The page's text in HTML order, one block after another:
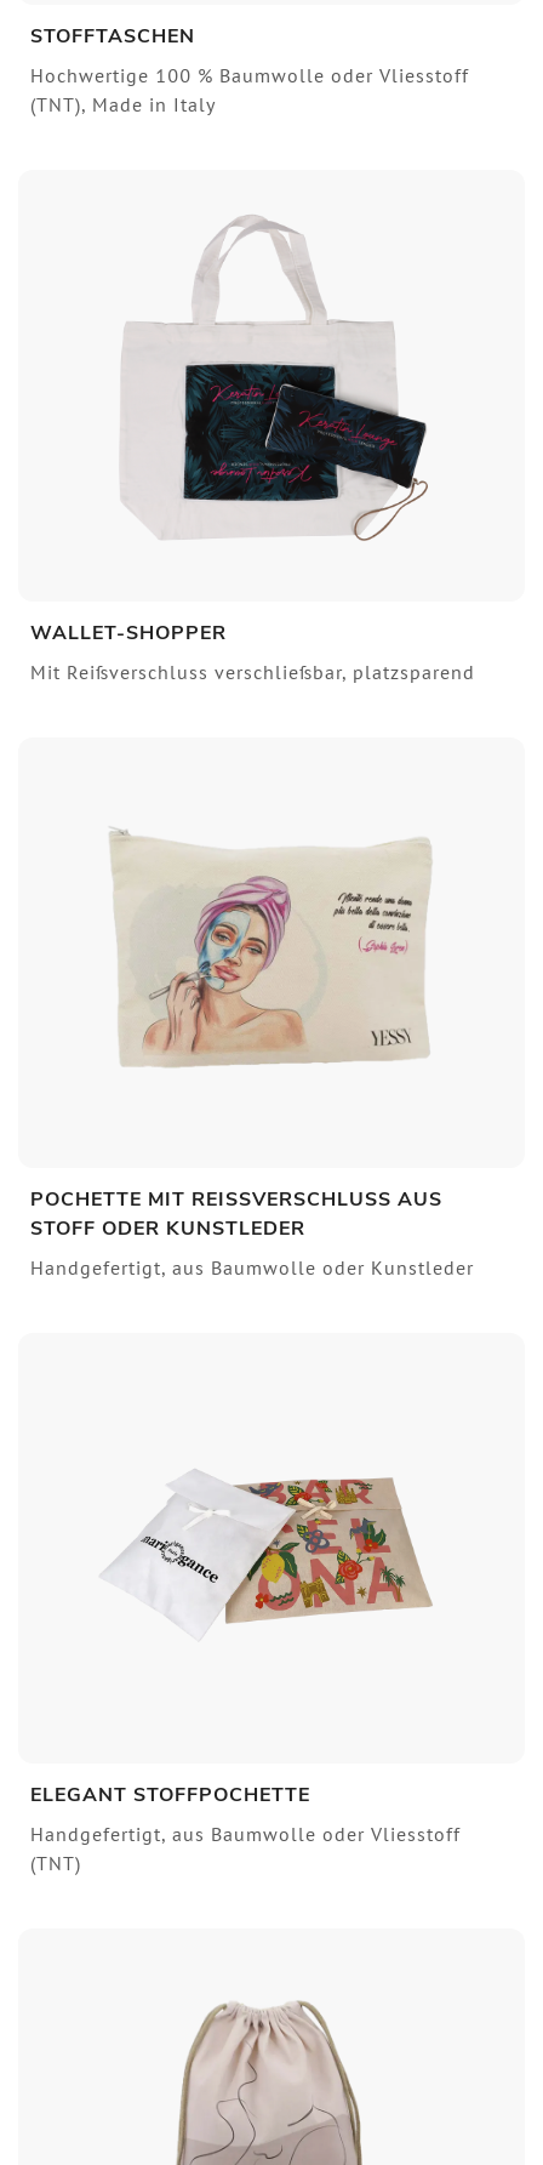
STOFFTASCHEN
Hochwertige 100 % Baumwolle oder Vliesstoff
(TNT), Made in Italy
WALLET-SHOPPER
Mit Reißverschluss verschließbar, platzsparend
POCHETTE MIT REISSVERSCHLUSS AUS S
TOFF ODER KUNSTLEDER
Handgefertigt, aus Baumwolle oder Kunstleder
ELEGANT STOFFPOCHETTE
Handgefertigt, aus Baumwolle oder Vliesstoff
(TNT)